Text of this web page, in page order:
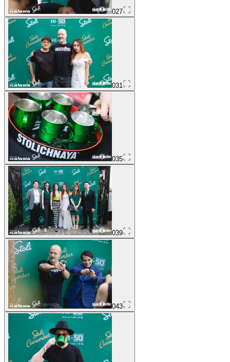
027
031
035
039
043